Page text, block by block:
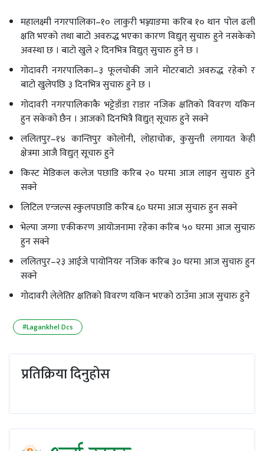
महालक्ष्मी नगरपालिका–१० लाकुरी भञ्ज्याङमा करिब १० थान पोल ढली
क्षति भएको तथा बाटो अवरुद्ध भएका कारण विद्युत् सुचारु हुने नसकेको
अवस्था छ । बाटो खुले २ दिनभित्र विद्युत् सुचारु हुने छ ।
गोदावरी नगरपालिका–३ फूलचोकी जाने मोटरबाटो अवरुद्ध रहेको र
बाटो खुलेपछि ३ दिनभित्र सुचारु हुने छ ।
गोदावरी नगरपालिकाकै भट्टेडाँडा राडार नजिक क्षतिको विवरण यकिन
हुन सकेको छैन । आजको दिनभित्रै विद्युत् सूचारु हुने सक्ने
ललितपुर–१४ कान्तिपुर कोलोनी, लोहाचोक, कुसुन्ती लगायत केही
क्षेत्रमा आजै विद्युत् सूचारु हुने
किस्ट मेडिकल कलेज पछाडि करिब २० घरमा आज लाइन सुचारु हुने
सक्ने
लिटिल एन्जल्स स्कुलपछाडि करिब ६० घरमा आज सुचारु हुन सक्ने
भेल्पा जग्गा एकीकरण आयोजनामा रहेका करिब ५० घरमा आज सुचारु
हुन सक्ने
ललितपुर–२३ आईजे पायोनियर नजिक करिब ३० घरमा आज सुचारु हुन
सक्ने
गोदावरी लेलेतिर क्षतिको विवरण यकिन भएको ठाउँमा आज सुचारु हुने
#Lagankhel Dcs
प्रतिक्रिया दिनुहोस